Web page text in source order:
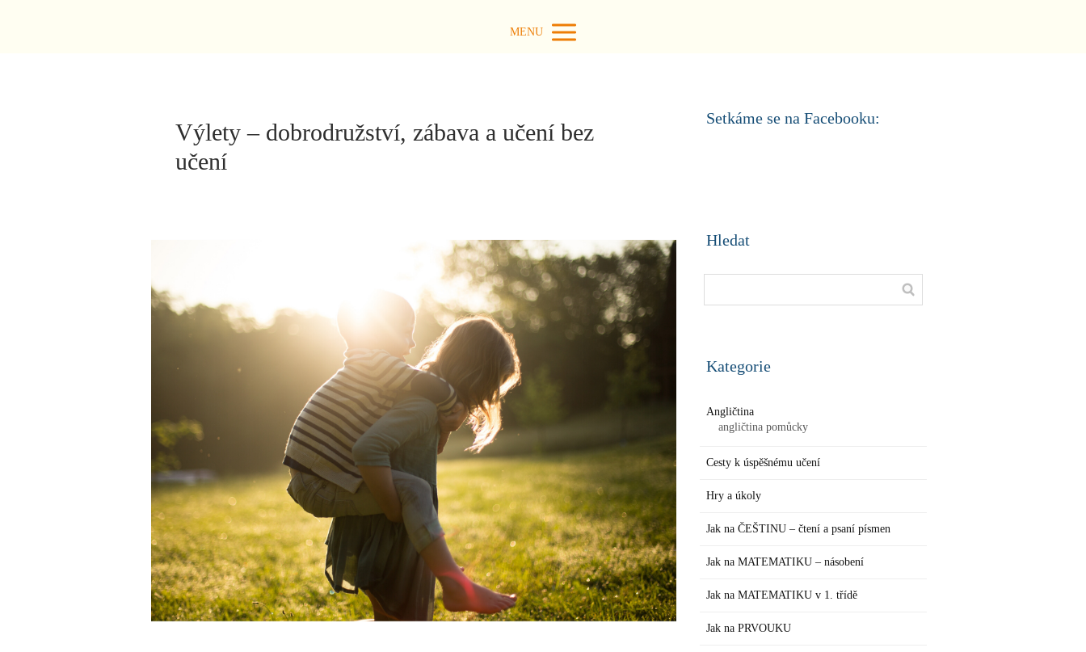
MENU
Výlety – dobrodružství, zábava a učení bez
učení
Setkáme se na Facebooku:
Hledat
Kategorie
Angličtina
angličtina pomůcky
Cesty k úspěšnému učení
Hry a úkoly
Jak na ČEŠTINU – čtení a psaní písmen
Jak na MATEMATIKU – násobení
Jak na MATEMATIKU v 1. třídě
Jak na PRVOUKU